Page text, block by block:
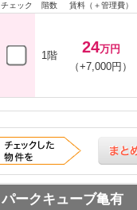
チェック 階数 賃料（＋管理費）
1階 24万円
（+7,000円）
パークキューブ亀有